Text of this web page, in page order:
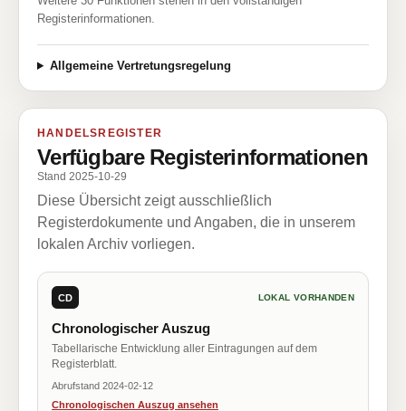
Registerinformationen.
Allgemeine Vertretungsregelung
HANDELSREGISTER
Verfügbare Registerinformationen
Stand 2025-10-29
Diese Übersicht zeigt ausschließlich
Registerdokumente und Angaben, die in unserem
lokalen Archiv vorliegen.
CD LOKAL VORHANDEN
Chronologischer Auszug
Tabellarische Entwicklung aller Eintragungen auf dem
Registerblatt.
Abrufstand 2024-02-12
Chronologischen Auszug ansehen